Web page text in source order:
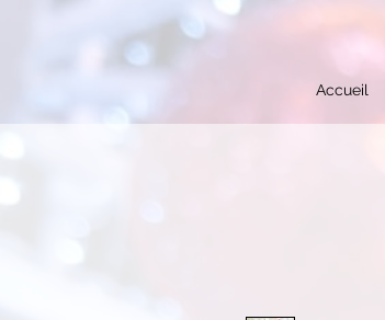
Accueil